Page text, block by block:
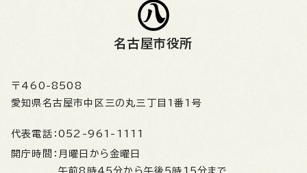
名古屋市役所
〒460-8508
愛知県名古屋市中区三の丸三丁目1番1号
代表電話： 052-961-1111
開庁時間： 月曜日から金曜日
午前8時45分から午後5時15分まで